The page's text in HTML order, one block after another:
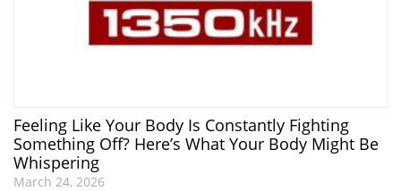
Feeling Like Your Body Is Constantly Fighting
Something Off? Here’s What Your Body Might Be
Whispering
March 24, 2026